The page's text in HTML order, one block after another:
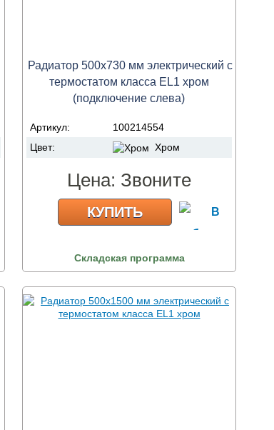
Радиатор 500x730 мм электрический с
термостатом класса ЕL1 хром
(подключение слева)
Артикул:
100214554
Цвет:
Хром
Цена: Звоните
КУПИТЬ
Складская программа